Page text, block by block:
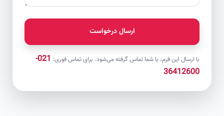
ارسال درخواست
با ارسال این فرم، با شما تماس گرفته می‌شود. برای تماس فوری:
021-
36412600